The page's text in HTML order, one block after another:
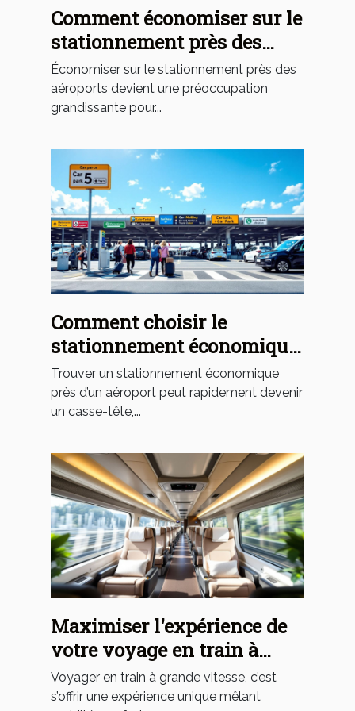
Comment économiser sur le
stationnement près des
aéroports grâce aux
programmes de fidélité?
Économiser sur le stationnement près des
aéroports devient une préoccupation
grandissante pour...
Comment choisir le
stationnement économique
près d'un aéroport ?
Trouver un stationnement économique
près d’un aéroport peut rapidement devenir
un casse-tête,...
Maximiser l'expérience de
votre voyage en train à
grande vitesse
Voyager en train à grande vitesse, c’est
s’offrir une expérience unique mêlant